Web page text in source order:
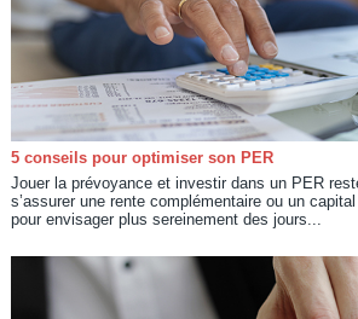
5 conseils pour optimiser son PER
Jouer la prévoyance et investir dans un PER
s’assurer une rente complémentaire ou un
pour envisager plus sereinement des jours...